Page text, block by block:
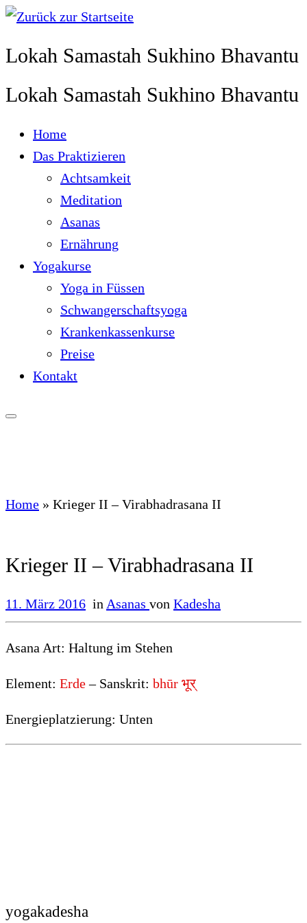
Zum
springen
Lokah Samastah Sukhino Bhavantu
Lokah Samastah Sukhino Bhavantu
Home
Das Praktizieren
Achtsamkeit
Meditation
Asanas
Ernährung
Yogakurse
Yoga in Füssen
Schwangerschaftsyoga
Krankenkassenkurse
Preise
Kontakt
Home » Krieger II – Virabhadrasana II
Krieger II – Virabhadrasana II
11. März 2016 inAsanas von Kadesha
Asana Art: Haltung im Stehen
Element: Erde– Sanskrit: bhūr भूर्
Energieplatzierung: Unten
yogakadesha